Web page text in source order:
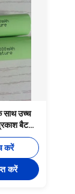
साथ उच्च
बैटरी
करें
करें